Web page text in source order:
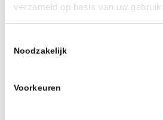
verzameld op basis van uw
Noodzakelijk
Voorkeuren
gewijzigd mag worden.
omstandigheden voordoen,
In dit geval komt een arbiter
genomen beslissing. Ik vind